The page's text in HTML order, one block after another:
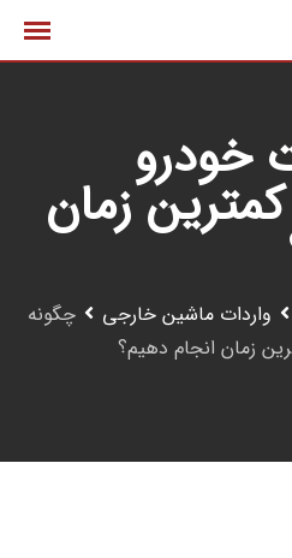
خودرو
زمان
واردات ماشین خارجی
چگونه
زمان انجام دهیم؟